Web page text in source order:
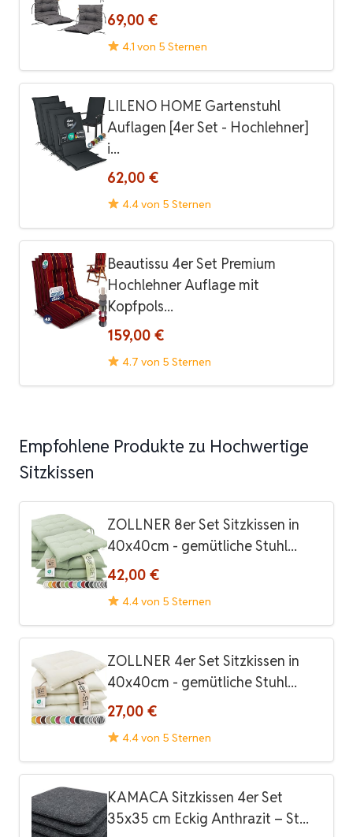
69,00 €
4.1 von 5 Sternen
LILENO HOME Gartenstuhl
Auflagen [4er Set - Hochlehner]
i...
62,00 €
4.4 von 5 Sternen
Beautissu 4er Set Premium
Hochlehner Auflage mit
Kopfpols...
159,00 €
4.7 von 5 Sternen
Empfohlene Produkte zu Hochwertige
Sitzkissen
ZOLLNER 8er Set Sitzkissen in
40x40cm - gemütliche Stuhl...
42,00 €
4.4 von 5 Sternen
ZOLLNER 4er Set Sitzkissen in
40x40cm - gemütliche Stuhl...
27,00 €
4.4 von 5 Sternen
KAMACA Sitzkissen 4er Set
35x35 cm Eckig Anthrazit – St...